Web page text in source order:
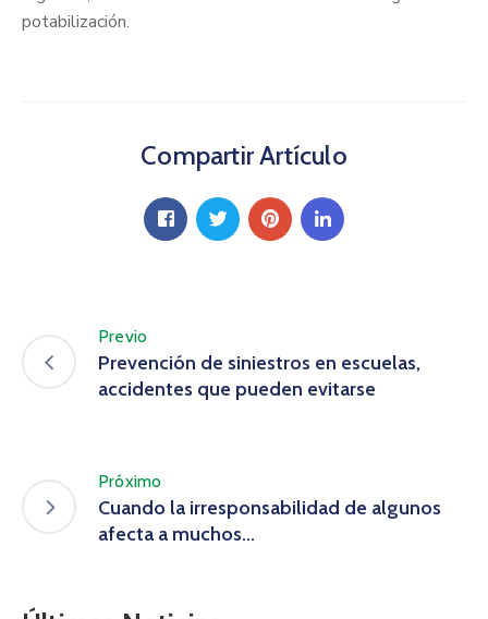
potabilización.
Compartir Artículo
Previo
Prevención de siniestros en escuelas,
accidentes que pueden evitarse
Próximo
Cuando la irresponsabilidad de algunos
afecta a muchos…